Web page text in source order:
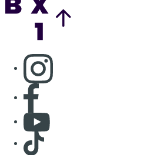
Consulter page Instagram
Consulter page Facebook
Consulter Youtube
Consulter TikTok